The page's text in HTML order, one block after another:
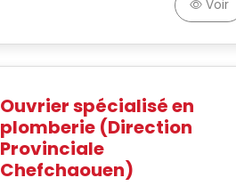
Voir
Ouvrier spécialisé en
plomberie (Direction
Provinciale
Chefchaouen)